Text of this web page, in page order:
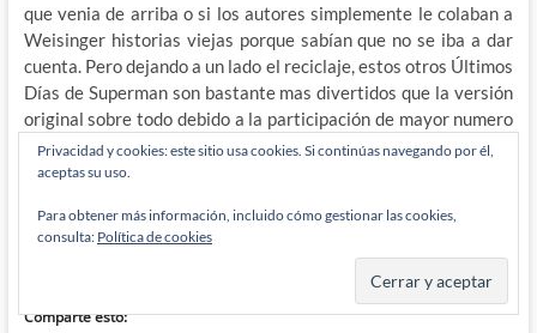
que venia de arriba o si los autores simplemente le colaban a
Weisinger historias viejas porque sabían que no se iba a dar
cuenta. Pero dejando a un lado el reciclaje, estos otros Últimos
Días de Superman son bastante mas divertidos que la versión
original sobre todo debido a la participación de mayor numero
de personajes y a que las ideas que tiene Superman de dejar un
mejor futuro para la humanidad son aun mas enajenadas (subir
a volver por aquí mañana con otra entrega de como los virus
persiguen a los Kryptonianos de una forma u otra con la
Comparte esto:
Privacidad y cookies: este sitio usa cookies. Si continúas navegando por él,
aceptas su uso.
Para obtener más información, incluido cómo gestionar las cookies,
consulta: Política de cookies